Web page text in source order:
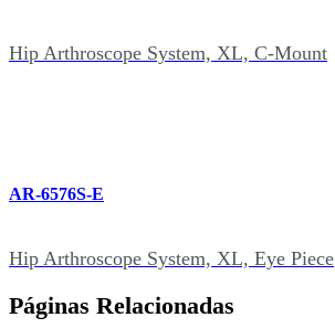
Hip Arthroscope System, XL, C-Mount
AR-6576S-E
Hip Arthroscope System, XL, Eye Piece
Páginas Relacionadas